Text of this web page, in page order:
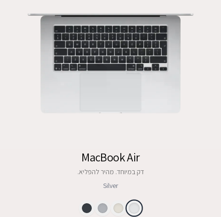
MacBook Air
דק במיוחד. מהיר להפליא.
Silver